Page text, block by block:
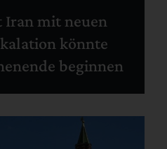
mit neuen
könnte
beginnen